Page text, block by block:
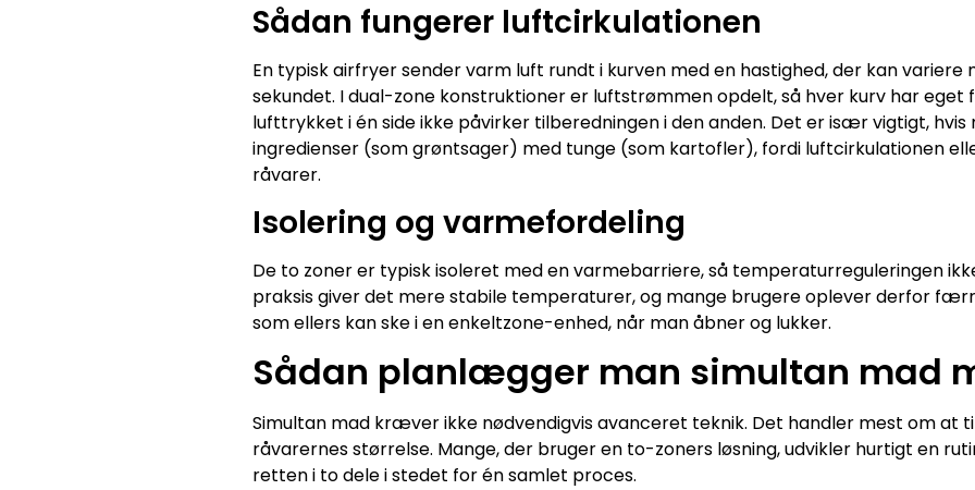
Sådan fungerer luftcirkulationen
En typisk airfryer sender varm luft rundt i kurven med en hastighed, der kan variere
sekundet. I dual-zone konstruktioner er luftstrømmen opdelt, så hver kurv har eget
lufttrykket i én side ikke påvirker tilberedningen i den anden. Det er især vigtigt,
ingredienser (som grøntsager) med tunge (som kartofler), fordi luftcirkulationen
råvarer.
Isolering og varmefordeling
De to zoner er typisk isoleret med en varmebarriere, så temperaturreguleringen
praksis giver det mere stabile temperaturer, og mange brugere oplever derfor
som ellers kan ske i en enkeltzone-enhed, når man åbner og lukker.
Sådan planlægger man simultan mad
Simultan mad kræver ikke nødvendigvis avanceret teknik. Det handler mest om at
råvarernes størrelse. Mange, der bruger en to-zoners løsning, udvikler hurtigt en
retten i to dele i stedet for én samlet proces.